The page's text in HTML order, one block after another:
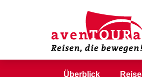
Überblick